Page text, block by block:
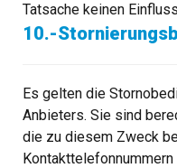
Tatsache keinen
10.-
Es gelten die
Anbieters. Sie sind
die zu diesem Zweck